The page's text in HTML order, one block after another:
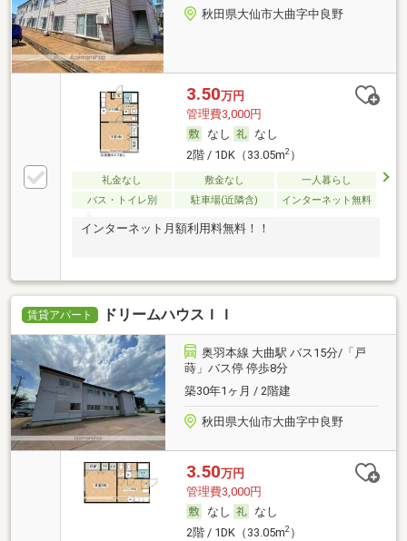
秋田県大仙市大曲字中良野
3.50万円
管理費3,000円
なし
なし
2階 / 1DK（33.05m2）
礼金なし 敷金なし
一人暮らし
バス・トイレ別
駐車場(近隣含) インターネット無料
インターネット月額利用料無料！！
賃貸アパート ドリームハウスＩＩ
奥羽本線 大曲駅 バス15分/「戸
蒔」バス停 停歩8分
築30年1ヶ月 / 2階建
秋田県大仙市大曲字中良野
3.50万円
管理費3,000円
なし
なし
2階 / 1DK（33.05m2）